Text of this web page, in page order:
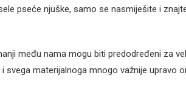
pseće njuške, samo se nasmiješite i
među nama mogu biti predodređeni za
svega materijalnoga mnogo važnije upravo